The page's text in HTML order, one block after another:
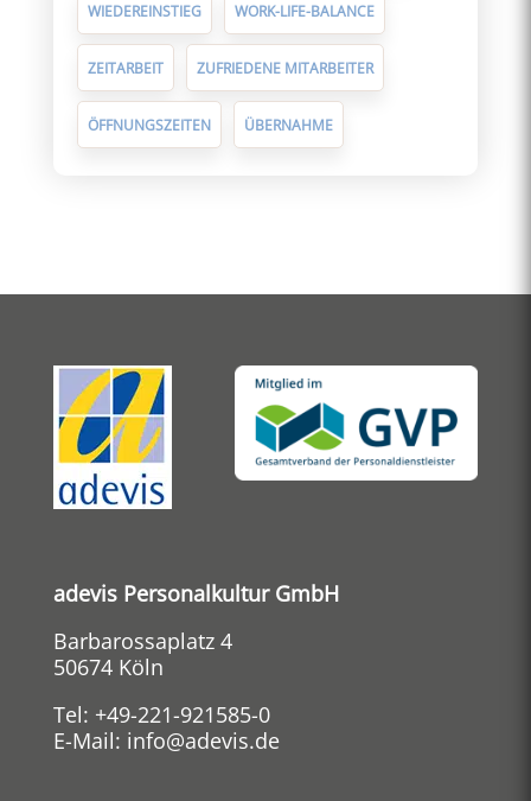
WIEDEREINSTIEG WORK-LIFE-BALANCE
ZEITARBEIT ZUFRIEDENE MITARBEITER
ÖFFNUNGSZEITEN ÜBERNAHME
adevis Personalkultur GmbH
Barbarossaplatz 4
50674 Köln
Tel: +49-221-921585-0
E-Mail: info@adevis.de